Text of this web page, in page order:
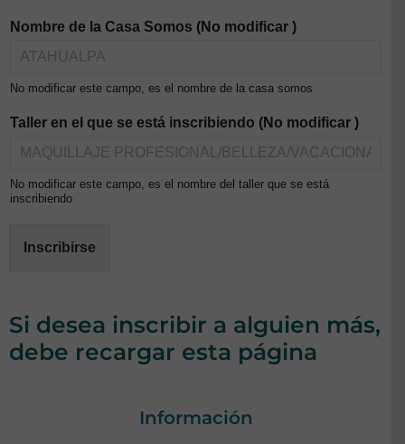
Nombre de la Casa Somos (No modificar )
No modificar este campo, es el nombre de la casa somos
Taller en el que se está inscribiendo (No modificar )
No modificar este campo, es el nombre del taller que se está
inscribiendo
Inscribirse
Si desea inscribir a alguien más,
debe recargar esta página
Información